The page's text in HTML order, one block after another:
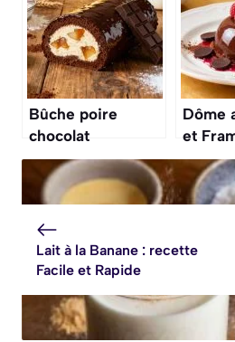
l’avance
Bûche poire
chocolat
mascarpone :
recette
gourmande et
facile
Dôme
et
recette
Lait à la Banane : recette
Facile et Rapide